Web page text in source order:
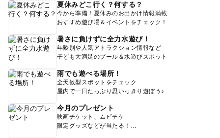
夏休みどこ行く？何する？
今から準備！夏休みのお出かけ情報満載
おすすめ遊び場＆イベントをチェック！
暑さに負けずに全力水遊び！
年齢別や人気アトラクション情報など
子ども大満足のプール＆水遊びスポット
雨でも遊べる場所！
全天候型スポットをチェック
屋内で一日たっぷり思いっきり遊ぼう♪
今月のプレゼント
映画チケット、ムビチケ
限定グッズなどが当たる！